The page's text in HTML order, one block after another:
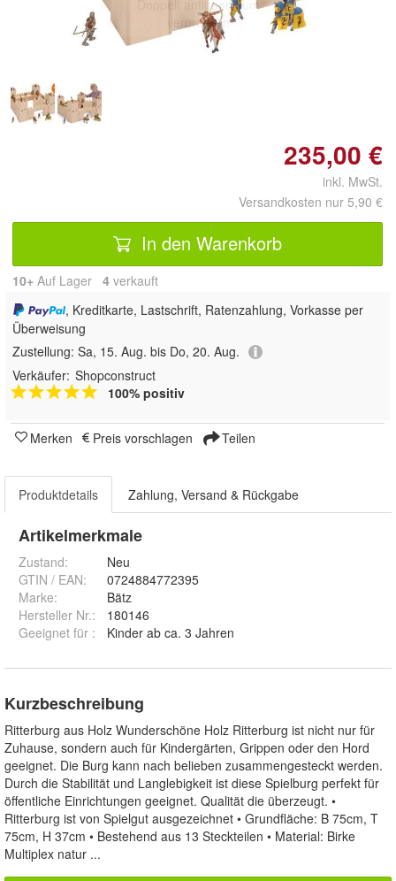
Doppelt antippen zum
vergrößern
235,00 €
inkl. MwSt.
Versandkosten nur 5,90 €
In den Warenkorb
10+ Auf Lager 4 verkauft
, Kreditkarte, Lastschrift, Ratenzahlung, Vorkasse per
Überweisung
Zustellung: Sa, 15. Aug. bis Do, 20. Aug.
Verkäufer: Shopconstruct
100% positiv
Merken Preis vorschlagen Teilen
Produktdetails Zahlung, Versand & Rückgabe
Artikelmerkmale
Zustand:
Neu
GTIN / EAN:
0724884772395
Marke:
Bätz
Hersteller Nr.:
180146
Geeignet für : Kinder ab ca. 3 Jahren
Kurzbeschreibung
Ritterburg aus Holz Wunderschöne Holz Ritterburg ist nicht nur für
Zuhause, sondern auch für Kindergärten, Grippen oder den Hord
geeignet. Die Burg kann nach belieben zusammengesteckt werden.
Durch die Stabilität und Langlebigkeit ist diese Spielburg perfekt für
öffentliche Einrichtungen geeignet. Qualität die überzeugt. •
Ritterburg ist von Spielgut ausgezeichnet • Grundfläche: B 75cm, T
75cm, H 37cm • Bestehend aus 13 Steckteilen • Material: Birke
Multiplex natur ...